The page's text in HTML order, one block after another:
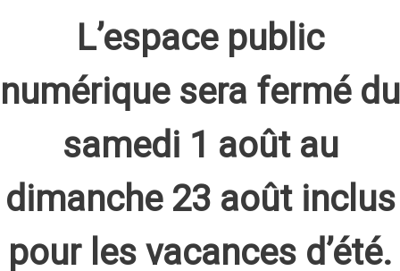
L’espace public
numérique sera fermé du
samedi 1 août au
dimanche 23 août inclus
pour les vacances d’été.